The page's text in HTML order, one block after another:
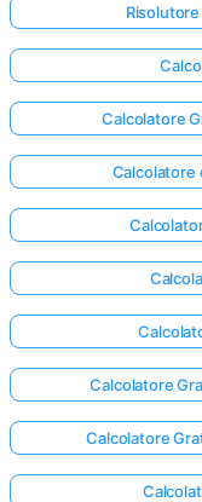
Calcolatore
Calcolatore
Calcolatore
Calcolatore